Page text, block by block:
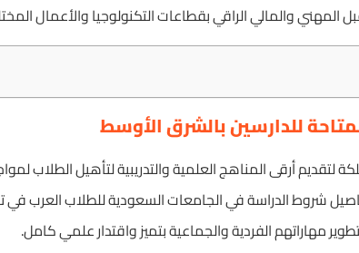
والمالي الراقي بقطاعات التكنولوجيا والأعمال
للدارسين بالشرق الأوسط
أرقى المناهج العلمية والتدريبية لتأهيل الطلاب
شروط الدراسة في الجامعات السعودية للطلاب العرب
مهاراتهم الفردية والجماعية بتميز واقتدار علمي كامل.